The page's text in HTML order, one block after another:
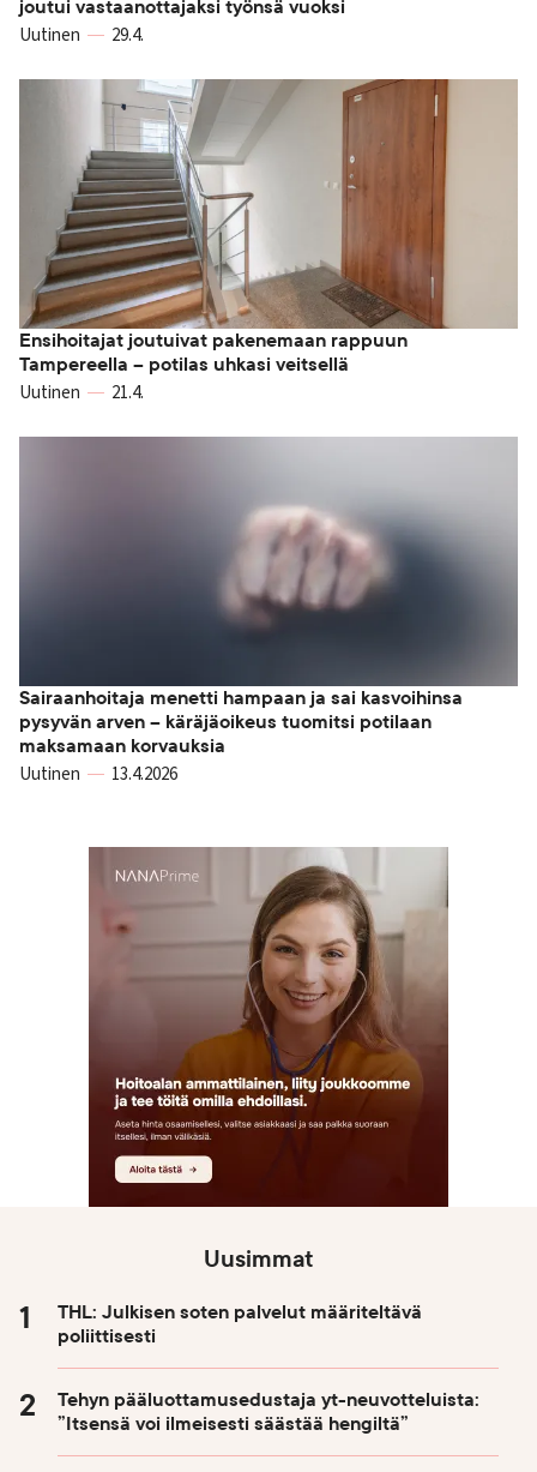
joutui vastaanottajaksi työnsä vuoksi
Uutinen 29.4.
Ensihoitajat joutuivat pakenemaan rappuun
Tampereella – potilas uhkasi veitsellä
Uutinen 21.4.
Sairaanhoitaja menetti hampaan ja sai kasvoihinsa
pysyvän arven – käräjäoikeus tuomitsi potilaan
maksamaan korvauksia
Uutinen 13.4.2026
Uusimmat
THL: Julkisen soten palvelut määriteltävä
poliittisesti
Tehyn pääluottamusedustaja yt-neuvotteluista:
”Itsensä voi ilmeisesti säästää hengiltä”